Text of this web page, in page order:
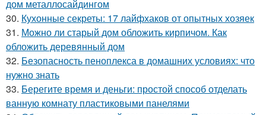
дом металлосайдингом
30. Кухонные секреты: 17 лайфхаков от опытных хозяек
31. Можно ли старый дом обложить кирпичом. Как
обложить деревянный дом
32. Безопасность пеноплекса в домашних условиях: что
нужно знать
33. Берегите время и деньги: простой способ отделать
ванную комнату пластиковыми панелями